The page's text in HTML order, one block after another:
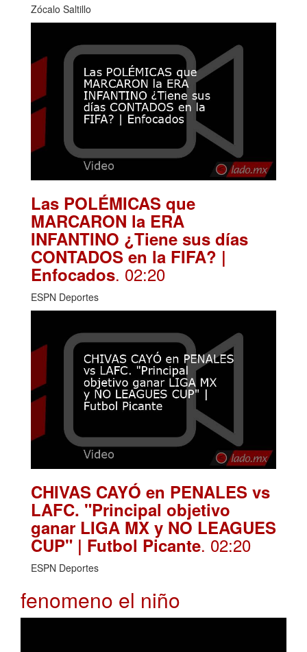
Zócalo Saltillo
Las POLÉMICAS que
MARCARON la ERA
INFANTINO ¿Tiene sus días
CONTADOS en la FIFA? |
Enfocados. 02:20
ESPN Deportes
CHIVAS CAYÓ en PENALES vs
LAFC. "Principal objetivo
ganar LIGA MX y NO LEAGUES
CUP" | Futbol Picante. 02:20
ESPN Deportes
fenomeno el niño